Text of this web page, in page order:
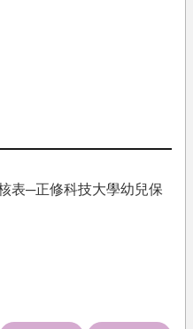
表─正修科技大學幼兒保